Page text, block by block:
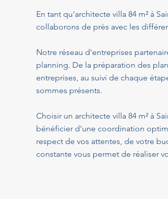
En tant qu'architecte villa 84 m² à
collaborons de près avec les
Notre réseau d'entreprises
planning. De la préparation des
entreprises, au suivi de chaque
sommes présents.
Choisir un architecte villa 84 m² à
bénéficier d'une coordination
respect de vos attentes, de votre
constante vous permet de réaliser